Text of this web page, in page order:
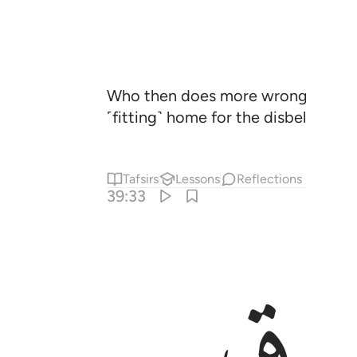
Who then does more wrong than
˹fitting˺ home for the disbelievers?
Tafsirs Lessons Reflections
39:33